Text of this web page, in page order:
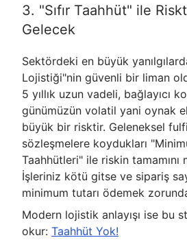
3. "Sıfır Taahhüt" ile
Gelecek
Sektördeki en büyük
Lojistiği"nin güvenli bir liman
5 yıllık uzun vadeli, bağlayıcı
günümüzün volatil yani oynak
büyük bir risktir. Geleneksel
sözleşmelere koydukları
Taahhütleri" ile riskin tamamını
İşleriniz kötü gitse ve sipariş
minimum tutarı ödemek zorunda
Modern lojistik anlayışı ise bu
okur: Taahhüt Yok!